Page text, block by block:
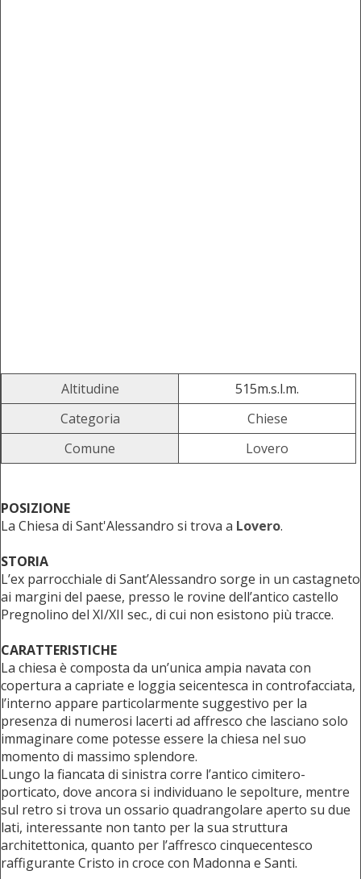
Altitudine
515m.s.l.m.
Categoria
Chiese
Comune
Lovero
POSIZIONE
La Chiesa di Sant'Alessandro si trova a Lovero.
STORIA
L’ex parrocchiale di Sant’Alessandro sorge in un castagneto
ai margini del paese, presso le rovine dell’antico castello
Pregnolino del XI/XII sec., di cui non esistono più tracce.
CARATTERISTICHE
La chiesa è composta da un’unica ampia navata con
copertura a capriate e loggia seicentesca in controfacciata,
l’interno appare particolarmente suggestivo per la
presenza di numerosi lacerti ad affresco che lasciano solo
immaginare come potesse essere la chiesa nel suo
momento di massimo splendore.
Lungo la fiancata di sinistra corre l’antico cimitero-
porticato, dove ancora si individuano le sepolture, mentre
sul retro si trova un ossario quadrangolare aperto su due
lati, interessante non tanto per la sua struttura
architettonica, quanto per l’affresco cinquecentesco
raffigurante Cristo in croce con Madonna e Santi.